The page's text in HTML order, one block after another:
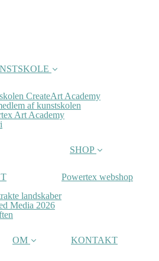
CreateArt Academy
af kunstskolen
Art Academy
landskaber
Media 2026
SHOP
Powertex webshop
OM KONTAKT